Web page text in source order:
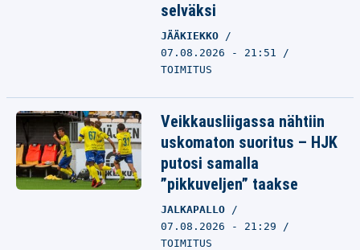
selväksi
JÄÄKIEKKO
07.08.2026 - 21:51
TOIMITUS
Veikkausliigassa nähtiin
uskomaton suoritus – HJK
putosi samalla
”pikkuveljen” taakse
JALKAPALLO
07.08.2026 - 21:29
TOIMITUS